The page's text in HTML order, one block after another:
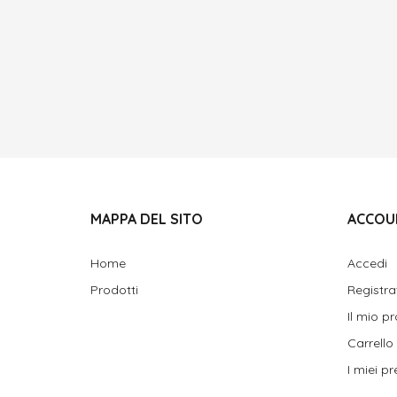
MAPPA DEL SITO
Home
Prodotti
Accedi
Il mio
Carrello
I miei